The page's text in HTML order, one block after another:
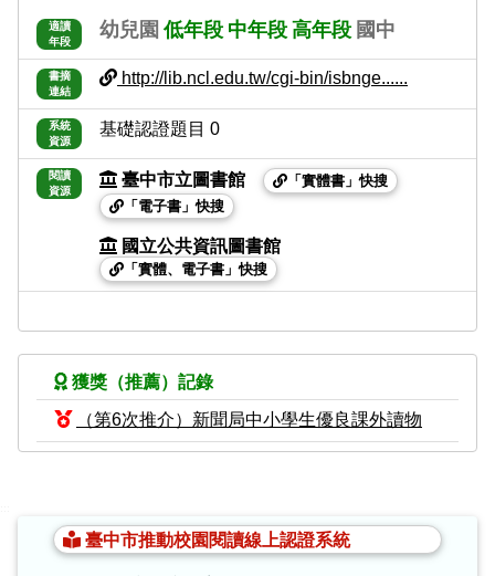
適讀
年段
幼兒園 低年段 中年段 高年段 國中
書摘
連結
http://lib.ncl.edu.tw/cgi-bin/isbnge......
系統
資源
基礎認證題目 0
閱讀
資源
臺中市立圖書館
「實體書」快搜
「電子書」快搜
國立公共資訊圖書館
「實體、電子書」快搜
獲獎（推薦）記錄
（第6次推介）新聞局中小學生優良課外讀物
臺中市推動校園閱讀線上認證系統